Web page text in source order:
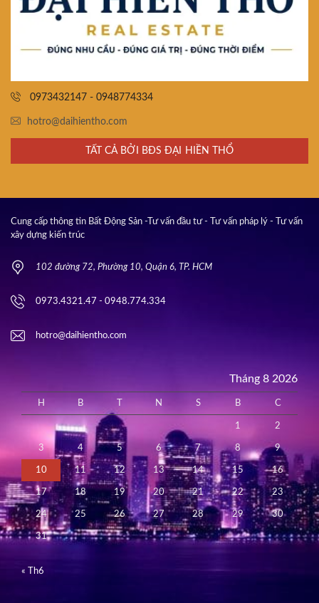
0973432147 - 0948774334
hotro@daihientho.com
TẤT CẢ BỞI BĐS ĐẠI HIỀN THỔ
Cung cấp thông tin Bất Động Sản -Tư vấn đầu tư - Tư vấn pháp lý - Tư vấn
xây dựng kiến trúc
102 đường 72, Phường 10, Quận 6, TP. HCM
0973.4321.47 - 0948.774.334
hotro@daihientho.com
Tháng 8 2026
H B N S B C
1 2
3 4 5 6 7 8 9
10 11 12 13 14 15 16
17 18 19 20 21 22 23
24 25 26 27 28 29 30
31
« Th6